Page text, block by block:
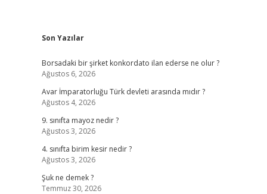
Sidebar
Son Yazılar
Borsadaki bir şirket konkordato ilan ederse ne olur ?
Ağustos 6, 2026
Avar İmparatorluğu Türk devleti arasında mıdır ?
Ağustos 4, 2026
9. sınıfta mayoz nedir ?
Ağustos 3, 2026
4. sınıfta birim kesir nedir ?
Ağustos 3, 2026
Şuk ne demek ?
Temmuz 30, 2026